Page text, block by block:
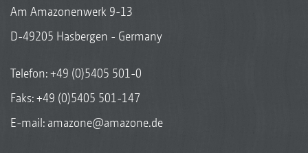
Am Amazonenwerk 9-13
D-49205 Hasbergen - Germany
Telefon:+49 (0)5405 501-0
Faks: +49 (0)5405 501-147
E-mail: amazone@amazone.de